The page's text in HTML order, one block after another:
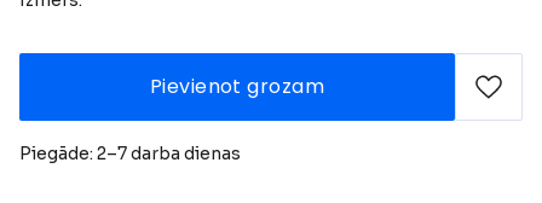
Pievienot grozam
Piegāde: 2–7 darba dienas